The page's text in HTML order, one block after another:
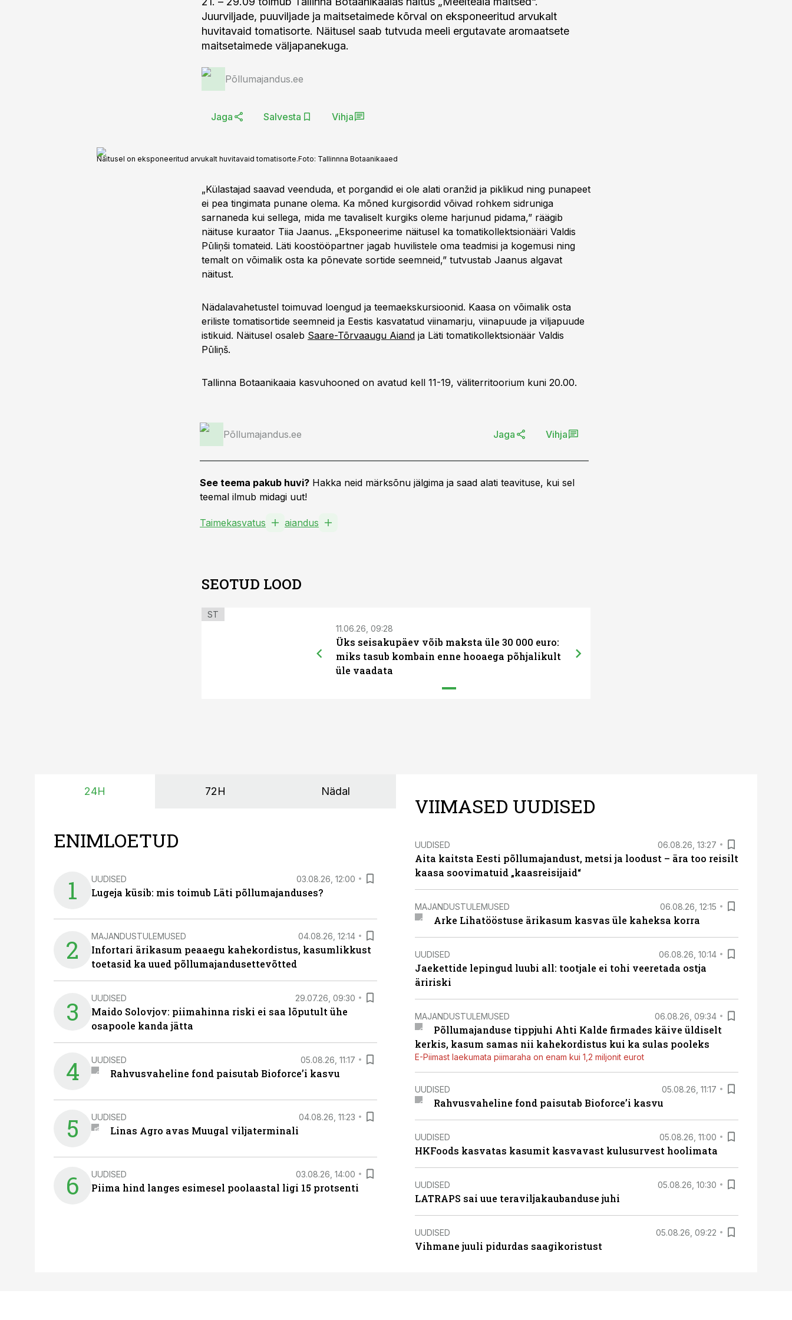
Juurviljade, puuviljade ja maitsetaimede kõrval on eksponeeritud arvukalt
huvitavaid tomatisorte. Näitusel saab tutvuda meeli ergutavate aromaatsete
maitsetaimede väljapanekuga.
Põllumajandus.ee
Jaga Salvesta Vihja
Näitusel on eksponeeritud arvukalt huvitavaid tomatisorte.Foto: Tallinnna Botaanikaaed
„Külastajad saavad veenduda, et porgandid ei ole alati oranžid ja piklikud ning punapeet
ei pea tingimata punane olema. Ka mõned kurgisordid võivad rohkem sidruniga
sarnaneda kui sellega, mida me tavaliselt kurgiks oleme harjunud pidama,” räägib
näituse kuraator Tiia Jaanus. „Eksponeerime näitusel ka tomatikollektsionääri Valdis
Pūliņši tomateid. Läti koostööpartner jagab huvilistele oma teadmisi ja kogemusi ning
temalt on võimalik osta ka põnevate sortide seemneid,” tutvustab Jaanus algavat
näitust.
Nädalavahetustel toimuvad loengud ja teemaekskursioonid. Kaasa on võimalik osta
eriliste tomatisortide seemneid ja Eestis kasvatatud viinamarju, viinapuude ja viljapuude
istikuid. Näitusel osaleb Saare-Tõrvaaugu Aiand ja Läti tomatikollektsionäär Valdis
Pūliņš.
Tallinna Botaanikaaia kasvuhooned on avatud kell 11-19, väliterritoorium kuni 20.00.
Põllumajandus.ee Jaga Vihja
See teema pakub huvi? Hakka neid märksõnu jälgima ja saad alati teavituse, kui sel
teemal ilmub midagi uut!
Taimekasvatus aiandus
SEOTUD LOOD
ST
11.06.26, 09:28
Üks seisakupäev võib maksta üle 30 000 euro:
miks tasub kombain enne hooaega põhjalikult
üle vaadata
24H 72H Nädal
ENIMLOETUD
1 UUDISED 03.08.26, 12:00
Lugeja küsib: mis toimub Läti põllumajanduses?
2 MAJANDUSTULEMUSED 04.08.26, 12:14
Infortari ärikasum peaaegu kahekordistus, kasumlikkust
toetasid ka uued põllumajandusettevõtted
3 UUDISED 29.07.26, 09:30
Maido Solovjov: piimahinna riski ei saa lõputult ühe
osapoole kanda jätta
4 UUDISED 05.08.26, 11:17
Rahvusvaheline fond paisutab Bioforce’i kasvu
5 UUDISED 04.08.26, 11:23
Linas Agro avas Muugal viljaterminali
6 UUDISED 03.08.26, 14:00
Piima hind langes esimesel poolaastal ligi 15 protsenti
VIIMASED UUDISED
UUDISED 06.08.26, 13:27
Aita kaitsta Eesti põllumajandust, metsi ja loodust – ära too reisilt
kaasa soovimatuid „kaasreisijaid“
MAJANDUSTULEMUSED 06.08.26, 12:15
Arke Lihatööstuse ärikasum kasvas üle kaheksa korra
UUDISED 06.08.26, 10:14
Jaekettide lepingud luubi all: tootjale ei tohi veeretada ostja
äririski
MAJANDUSTULEMUSED 06.08.26, 09:34
Põllumajanduse tippjuhi Ahti Kalde firmades käive üldiselt
kerkis, kasum samas nii kahekordistus kui ka sulas pooleks
E-Piimast laekumata piimaraha on enam kui 1,2 miljonit eurot
UUDISED 05.08.26, 11:17
Rahvusvaheline fond paisutab Bioforce’i kasvu
UUDISED 05.08.26, 11:00
HKFoods kasvatas kasumit kasvavast kulusurvest hoolimata
UUDISED 05.08.26, 10:30
LATRAPS sai uue teraviljakaubanduse juhi
UUDISED 05.08.26, 09:22
Vihmane juuli pidurdas saagikoristust